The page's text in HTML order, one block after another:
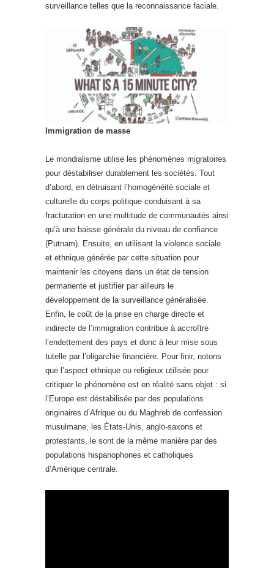
surveillance telles que la reconnaissance faciale.
Immigration de masse
Le mondialisme utilise les phénomènes migratoires
pour déstabiliser durablement les sociétés. Tout
d’abord, en détruisant l’homogénéité sociale et
culturelle du corps politique conduisant à sa
fracturation en une multitude de communautés ainsi
qu’à une baisse générale du niveau de confiance
(Putnam). Ensuite, en utilisant la violence sociale
et ethnique générée par cette situation pour
maintenir les citoyens dans un état de tension
permanente et justifier par ailleurs le
développement de la surveillance généralisée.
Enfin, le coût de la prise en charge directe et
indirecte de l’immigration contribue à accroître
l’endettement des pays et donc à leur mise sous
tutelle par l’oligarchie financière. Pour finir, notons
que l’aspect ethnique ou religieux utilisée pour
critiquer le phénomène est en réalité sans objet : si
l’Europe est déstabilisée par des populations
originaires d’Afrique ou du Maghreb de confession
musulmane, les États-Unis, anglo-saxons et
protestants, le sont de la même manière par des
populations hispanophones et catholiques
d’Amérique centrale.